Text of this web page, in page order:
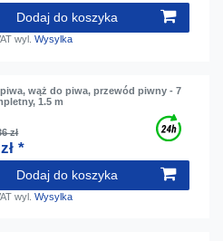
Dodaj do koszyka
wyl.Wysylka
wąż do piwa, przewód piwny - 7
1.5 m
zł
*
Dodaj do koszyka
wyl.Wysylka